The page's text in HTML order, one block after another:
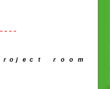
- - -
r- o. j- e- c- t r o- o- m